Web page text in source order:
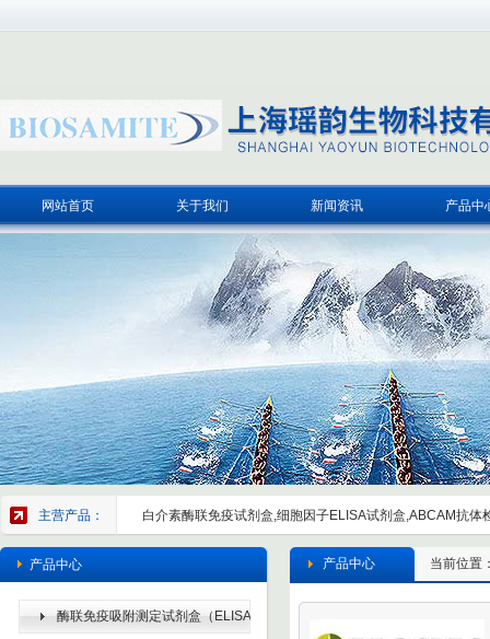
网站首页 关于我们 新闻资讯 产品中
主营产品： 白介素酶联免疫试剂盒,细胞因子ELISA试剂盒,ABCAM抗体
产品中心
酶联免疫吸附测定试剂盒（ELISA
当前位置
产品中心